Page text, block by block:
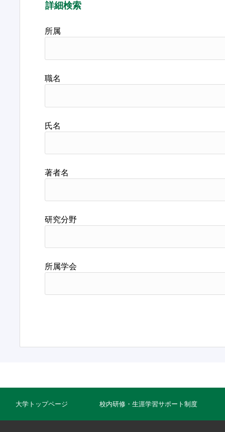
詳細検索
所属
職名
氏名
著者名
研究分野
所属学会
大学トップページ 校内研修・生涯学習サポート制度